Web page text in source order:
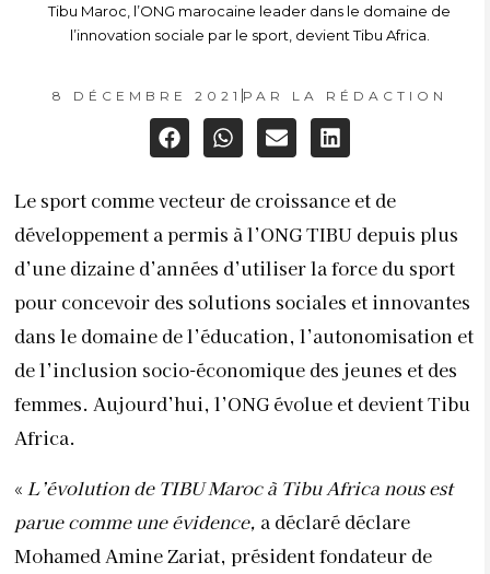
Tibu Maroc, l’ONG marocaine leader dans le domaine de
l’innovation sociale par le sport, devient Tibu Africa.
8 DÉCEMBRE 2021 PAR LA RÉDACTION
Le sport comme vecteur de croissance et de
développement a permis à l’ONG TIBU depuis plus
d’une dizaine d’années d’utiliser la force du sport
pour concevoir des solutions sociales et innovantes
dans le domaine de l’éducation, l’autonomisation et
de l’inclusion socio-économique des jeunes et des
femmes. Aujourd’hui, l’ONG évolue et devient Tibu
Africa.
« L’évolution de TIBU Maroc à Tibu Africa nous est
parue comme une évidence, a déclaré déclare
Mohamed Amine Zariat, président fondateur de